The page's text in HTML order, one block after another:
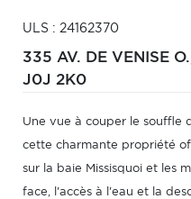
ULS : 24162370
335 AV. DE VENISE
J0J 2K0
Une vue à couper le souffle
cette charmante propriété
sur la baie Missisquoi et les
face, l'accès à l'eau et la